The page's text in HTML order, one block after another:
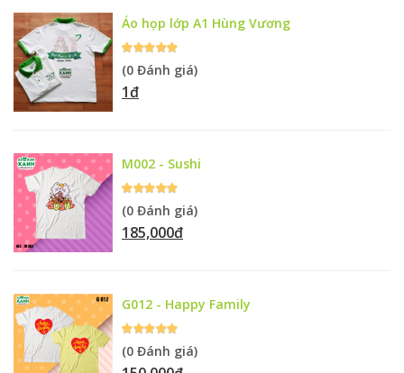
Áo họp lớp A1 Hùng Vương
(0 Đánh giá)
1đ
M002 - Sushi
(0 Đánh giá)
185,000đ
G012 - Happy Family
(0 Đánh giá)